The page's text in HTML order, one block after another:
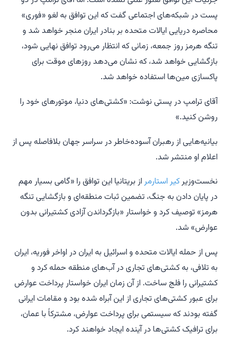
پست در شبکه‌های اجتماعی گفت که این توافق به لغو «فوری»
محاصره دریایی ایالات متحده بر بنادر ایران منجر خواهد شد و
تنگه هرمز روز جمعه، زمانی که انتظار می‌رود توافق نهایی شود،
بازگشایی خواهد شد، که نشان می‌دهد روزهای موقت برای
پاکسازی مین‌ها استفاده خواهد شد.
آقای ترامپ در پستی نوشت: «کشتی‌های دنیا، موتورهای خود را
روشن کنید.»
بیانیه‌هایی از رهبران آسوده‌خاطر در سراسر جهان بلافاصله پس از
اعلام او منتشر شد.
نخست‌وزیرکیر استارمراز بریتانیا این توافق را «گامی بسیار مهم
در پایان دادن به جنگ، تضمین ثبات منطقه‌ای و بازگشایی تنگه
هرمز» توصیف کرد و خواستار «بازگرداندن آزادی کشتیرانی بدون
عوارض» شد.
پس از حمله ایالات متحده و اسرائیل به ایران در اواخر فوریه، ایران
به تلافی، به کشتی‌های تجاری در آب‌های منطقه حمله کرد و
کشتیرانی را فلج ساخت. از آن زمان ایران خواستار پرداخت عوارض
برای عبور کشتی‌های تجاری از این آبراه شده بود و مقامات ایرانی
گفته بودند که سیستمی برای پرداخت عوارض، مشترکاً با عمان،
برای ترافیک کشتی‌ها در آینده ایجاد خواهند کرد.